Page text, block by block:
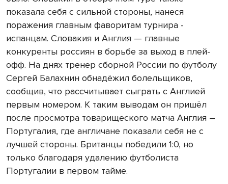
показала себя с сильной стороны, нанеся
поражения главным фаворитам турнира -
испанцам. Словакия и Англия — главные
конкуренты россиян в борьбе за выход в плей-
офф. На днях тренер сборной России по футболу
Сергей Балахнин обнадёжил болельщиков,
сообщив, что рассчитывает сыграть с Англией
первым номером. К таким выводам он пришёл
после просмотра товарищеского матча Англия –
Португалия, где англичане показали себя не с
лучшей стороны. Британцы победили 1:0, но
только благодаря удалению футболиста
Португалии в первом тайме.